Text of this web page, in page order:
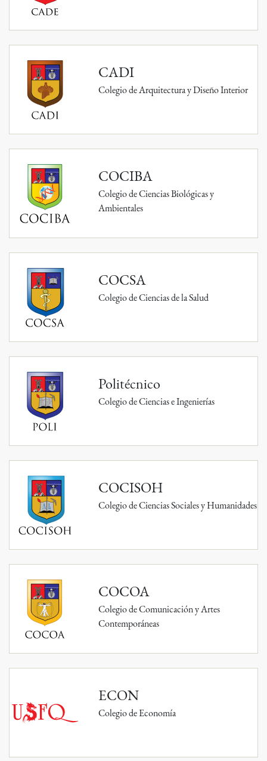
CADI
Colegio de Arquitectura y Diseño Interior
COCIBA
Colegio de Ciencias Biológicas y
Ambientales
COCSA
Colegio de Ciencias de la Salud
Politécnico
Colegio de Ciencias e Ingenierías
COCISOH
Colegio de Ciencias Sociales y Humanidades
COCOA
Colegio de Comunicación y Artes
Contemporáneas
ECON
Colegio de Economía